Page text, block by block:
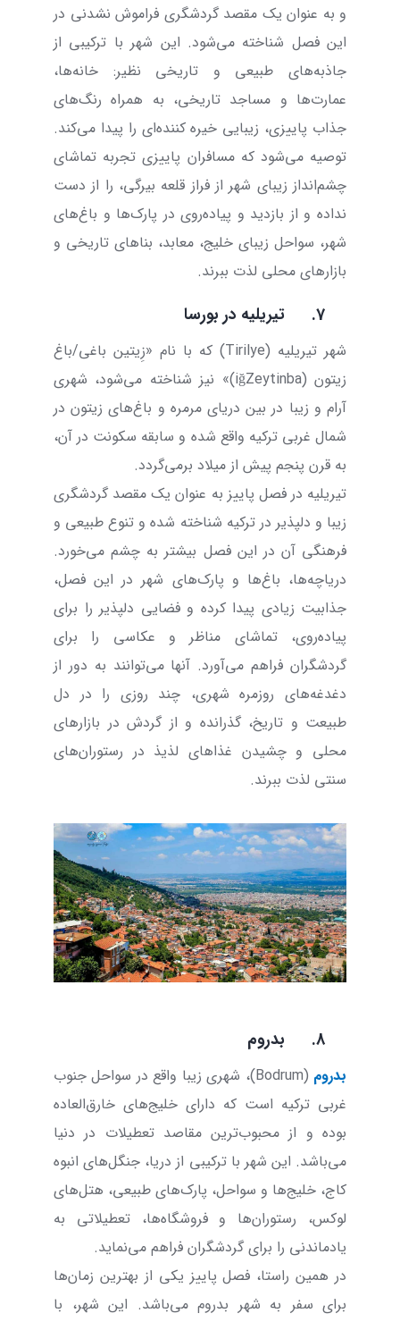
و به عنوان یک مقصد گردشگری فراموش نشدنی در
این فصل شناخته می‌شود. این شهر با ترکیبی از
جاذبه‌های طبیعی و تاریخی نظیر: خانه‌ها،
عمارت‌ها و مساجد تاریخی، به همراه رنگ‌های
جذاب پاییزی، زیبایی خیره کننده‌ای را پیدا می‌کند.
توصیه می‌شود که مسافران پاییزی تجربه تماشای
چشم‌انداز زیبای شهر از فراز قلعه بیرگی، را از دست
نداده و از بازدید و پیاده‌روی در پارک‌ها و باغ‌های
شهر، سواحل زیبای خلیج، معابد، بناهای تاریخی و
بازارهای محلی لذت ببرند.
7. تیریلیه در بورسا
شهر تیریلیه (Tirilye) که با نام «زِیتین باغی/باغ
زیتون (Zeytinba
ğ
i)» نیز شناخته می‌شود، شهری
آرام و زیبا در بین دریای مرمره و باغ‌های زیتون در
شمال غربی ترکیه واقع شده و سابقه سکونت در آن،
به قرن پنجم پیش از میلاد برمی‌گردد.
تیریلیه در فصل پاییز به عنوان یک مقصد گردشگری
زیبا و دلپذیر در ترکیه شناخته شده و تنوع طبیعی و
فرهنگی آن در این فصل بیشتر به چشم می‌خورد.
دریاچه‌ها، باغ‌ها و پارک‌های شهر در این فصل،
جذابیت زیادی پیدا کرده و فضایی دلپذیر را برای
پیاده‌روی، تماشای مناظر و عکاسی را برای
گردشگران فراهم می‌آورد. آنها می‌توانند به دور از
دغدغه‌های روزمره شهری، چند روزی را در دل
طبیعت و تاریخ، گذرانده و از گردش در بازارهای
محلی و چشیدن غذاهای لذیذ در رستوران‌های
سنتی لذت ببرند.
8. بدروم
بدروم (
Bodrum)، شهری زیبا واقع در سواحل جنوب
غربی ترکیه است که دارای خلیج‌های خارق‌العاده
بوده و از محبوب‌ترین مقاصد تعطیلات در دنیا
می‌باشد. این شهر با ترکیبی از دریا، جنگل‌های انبوه
کاج، خلیج‌ها و سواحل، پارک‌های طبیعی، هتل‌های
لوکس، رستوران‌ها و فروشگاه‌ها، تعطیلاتی به
یادماندنی را برای گردشگران فراهم می‌نماید.
در همین راستا، فصل پاییز یکی از بهترین زمان‌ها
برای سفر به شهر بدروم می‌باشد. این شهر، با